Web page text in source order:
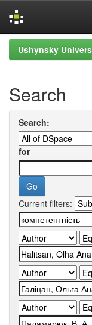
Skip
navigation
Ushynsky
Search
Search:
for
Current filters: